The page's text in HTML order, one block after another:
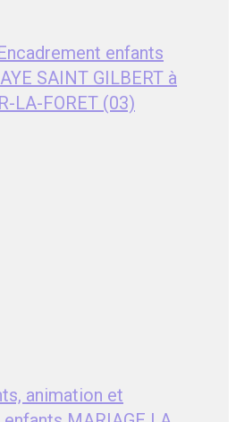
enfants
SAINT GILBERT à
LA-FORET (03)
animation et